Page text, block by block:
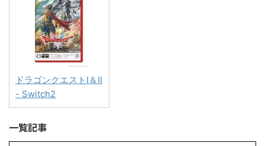
ドラゴンクエストI＆II
- Switch2
一覧記事